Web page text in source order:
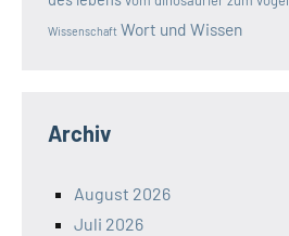
Wissenschaft Wort und Wissen
Archiv
August 2026
Juli 2026